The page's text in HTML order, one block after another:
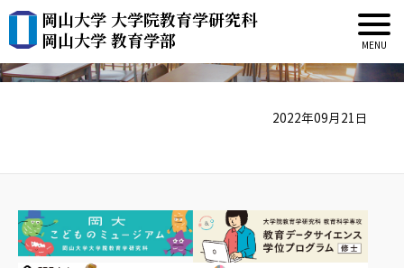
岡山大学 大学院教育学研究科
岡山大学 教育学部才士 真司
2022年09月21日